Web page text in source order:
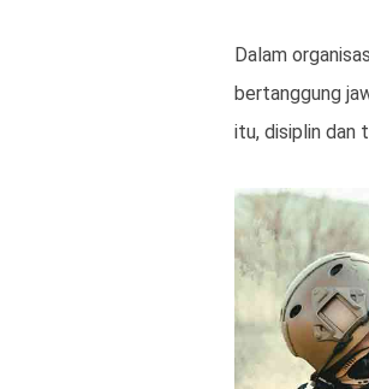
Dalam
bertanggung
itu, disiplin dan